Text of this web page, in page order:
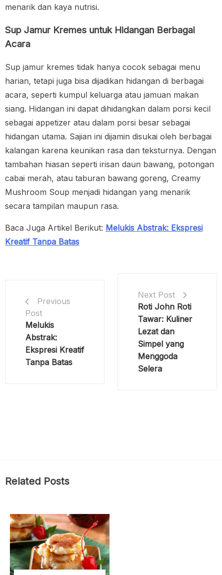
menarik dan kaya nutrisi.
Sup Jamur Kremes untuk Hidangan Berbagai
Acara
Sup jamur kremes tidak hanya cocok sebagai menu
harian, tetapi juga bisa dijadikan hidangan di berbagai
acara, seperti kumpul keluarga atau jamuan makan
siang. Hidangan ini dapat dihidangkan dalam porsi kecil
sebagai appetizer atau dalam porsi besar sebagai
hidangan utama. Sajian ini dijamin disukai oleh berbagai
kalangan karena keunikan rasa dan teksturnya. Dengan
tambahan hiasan seperti irisan daun bawang, potongan
cabai merah, atau taburan bawang goreng, Creamy
Mushroom Soup menjadi hidangan yang menarik
secara tampilan maupun rasa.
Baca Juga Artikel Berikut: Melukis Abstrak: Ekspresi
Kreatif Tanpa Batas
Previous
Post
Melukis
Abstrak:
Ekspresi Kreatif
Tanpa Batas
Next Post
Roti John Roti
Tawar: Kuliner
Lezat dan
Simpel yang
Menggoda
Selera
Related Posts